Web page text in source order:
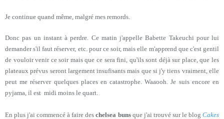
Je continue quand même, malgré mes remords.
Donc pas un instant à perdre. Ce matin j'appelle Babette Takeuchi pour lui
demander s'il faut réserver, etc. pour ce soir, mais elle m'apprend que c'est gentil
de vouloir venir ce soir mais que ce sera fini, qu'ils sont déjà sur place, que les
plateaux prévus seront largement insufisants mais que si j'y tiens vraiment, elle
peut me réserver quelques places en catastrophe. Waaooh. Je suis encore en
pyjama, il est midi moins le quart.
En plus j'ai commencé à faire deschelsea bunsque j'ai trouvé sur le blogCakes